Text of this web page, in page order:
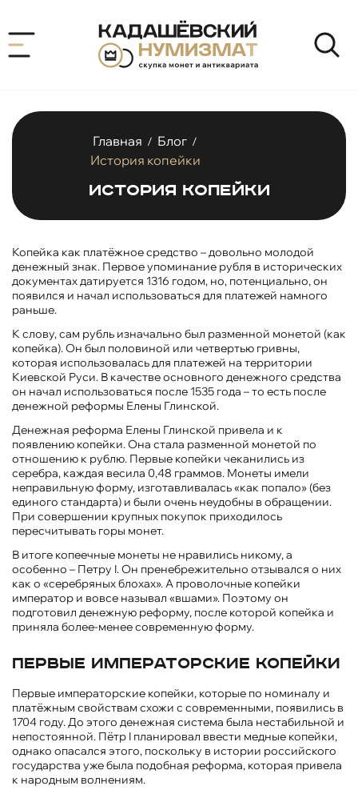
Главная / Блог /
История копейки
История копейки
Копейка как платёжное средство – довольно молодой
денежный знак. Первое упоминание рубля в исторических
документах датируется 1316 годом, но, потенциально, он
появился и начал использоваться для платежей намного
раньше.
К слову, сам рубль изначально был разменной монетой (как
копейка). Он был половиной или четвертью гривны,
которая использовалась для платежей на территории
Киевской Руси. В качестве основного денежного средства
он начал использоваться после 1535 года – то есть после
денежной реформы Елены Глинской.
Денежная реформа Елены Глинской привела и к
появлению копейки. Она стала разменной монетой по
отношению к рублю. Первые копейки чеканились из
серебра, каждая весила 0,48 граммов. Монеты имели
неправильную форму, изготавливалась «как попало» (без
единого стандарта) и были очень неудобны в обращении.
При совершении крупных покупок приходилось
пересчитывать горы монет.
В итоге копеечные монеты не нравились никому, а
особенно – Петру I. Он пренебрежительно отзывался о них
как о «серебряных блохах». А проволочные копейки
император и вовсе называл «вшами». Поэтому он
подготовил денежную реформу, после которой копейка и
приняла более-менее современную форму.
Первые императорские копейки
Первые императорские копейки, которые по номиналу и
платёжным свойствам схожи с современными, появились в
1704 году. До этого денежная система была нестабильной и
непостоянной. Пётр I планировал ввести медные копейки,
однако опасался этого, поскольку в истории российского
государства уже была подобная реформа, которая привела
к народным волнениям.